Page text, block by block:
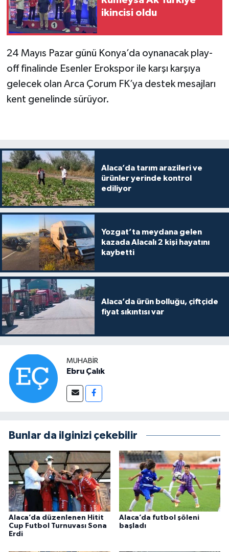
ikincisi oldu
24 Mayıs Pazar günü Konya’da oynanacak play-
off finalinde Esenler Erokspor ile karşı karşıya
gelecek olan Arca Çorum FK’ya destek mesajları
kent genelinde sürüyor.
Alaca’da tarım arazileri ve
ürünler yerinde kontrol
ediliyor
Yozgat’ta meydana gelen
kazada Alacalı 2 kişi hayatını
kaybetti
Alaca’da ürün bolluğu, çiftçide
fiyat sıkıntısı var
MUHABIR
Ebru Çalık
Bunlar da ilginizi çekebilir
Alaca’da düzenlenen Hitit
Cup Futbol Turnuvası Sona
Erdi
Alaca’da futbol şöleni
başladı